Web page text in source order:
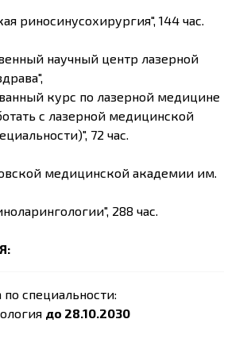
риносинусохирургия", 144 час.
научный центр лазерной
курс по лазерной медицине
с лазерной медицинской
72 час.
медицинской академии им.
288 час.
специальности:
до 28.10.2030